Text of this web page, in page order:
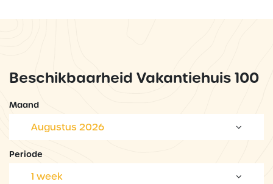
Beschikbaarheid Vakantiehuis 100
Maand
Augustus 2026
Periode
1 week